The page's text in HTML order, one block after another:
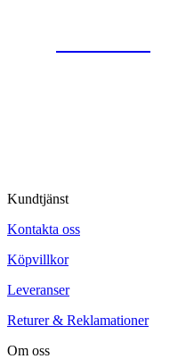
Kundtjänst
Kontakta oss
Köpvillkor
Leveranser
Returer & Reklamationer
Om oss